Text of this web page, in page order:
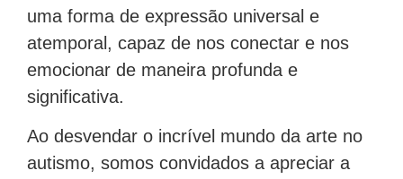
uma forma de expressão universal e
atemporal, capaz de nos conectar e nos
emocionar de maneira profunda e
significativa.
Ao desvendar o incrível mundo da arte no
autismo, somos convidados a apreciar a